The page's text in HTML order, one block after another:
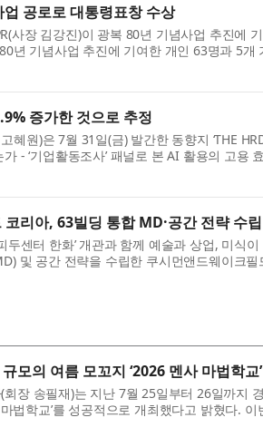
공로로 대통령표창 수상
사장 김강진)이 광복 80년 기념사업 추진에
년 기념사업 추진에 기여한 개인 63명과 5개
증가한 것으로 추정
혜원)은 7월 31일(금) 발간한 동향지 ‘THE
- ‘기업활동조사’ 패널로 본 AI 활용의 고용
리아, 63빌딩 통합 MD·공간 전략 수
두센터 한화’ 개관과 함께 예술과 상업, 미식
및 공간 전략을 수립한 쿠시먼앤드웨이크
모의 여름 모꼬지 ‘2026 멘사 마법학교
장 송필재)는 지난 7월 25일부터 26일까지
법학교’를 성공적으로 개최했다고 밝혔다.